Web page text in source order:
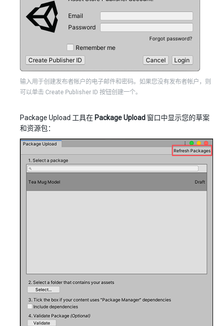
输入用于创建发布者帐户的电子邮件和密码。如果您没有发布者帐户，则
可以单击 Create Publisher ID 按钮创建一个。
Package Upload 工具在 Package Upload 窗口中显示您的草案
和资源包：